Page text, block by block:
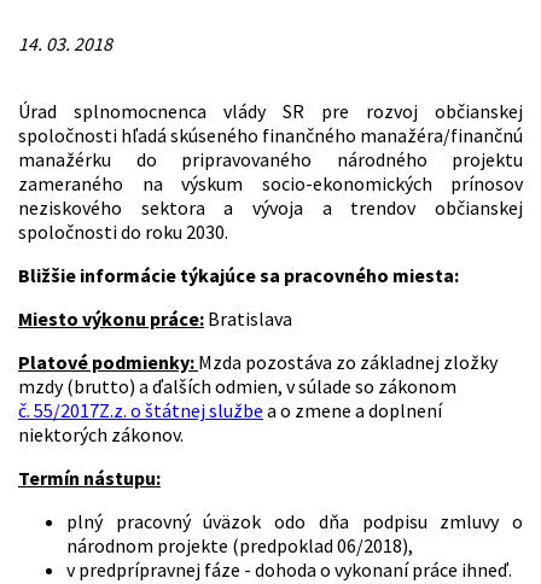
14. 03. 2018
Úrad splnomocnenca vlády SR pre rozvoj občianskej
spoločnosti hľadá skúseného finančného manažéra/finančnú
manažérku do pripravovaného národného projektu
zameraného na výskum socio-ekonomických prínosov
neziskového sektora a vývoja a trendov občianskej
spoločnosti do roku 2030.
Bližšie informácie týkajúce sa pracovného miesta:
Miesto výkonu práce: Bratislava
Platové podmienky: Mzda pozostáva zo základnej zložky
mzdy (brutto) a ďalších odmien, v súlade so zákonom
č. 55/2017Z.z. o štátnej službe a o zmene a doplnení
niektorých zákonov.
Termín nástupu:
plný pracovný úväzok odo dňa podpisu zmluvy o
národnom projekte (predpoklad 06/2018),
v predprípravnej fáze - dohoda o vykonaní práce ihneď.